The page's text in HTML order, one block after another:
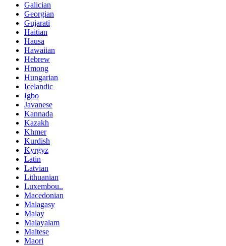
Galician
Georgian
Gujarati
Haitian
Hausa
Hawaiian
Hebrew
Hmong
Hungarian
Icelandic
Igbo
Javanese
Kannada
Kazakh
Khmer
Kurdish
Kyrgyz
Latin
Latvian
Lithuanian
Luxembou..
Macedonian
Malagasy
Malay
Malayalam
Maltese
Maori